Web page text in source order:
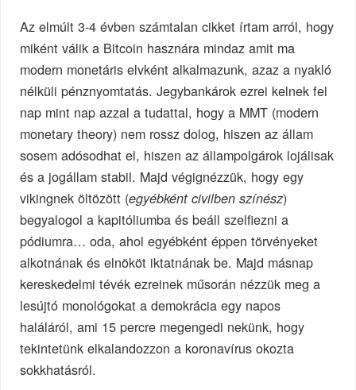
Az elmúlt 3-4 évben számtalan cikket írtam arról, hogy
miként válik a Bitcoin hasznára mindaz amit ma
modern monetáris elvként alkalmazunk, azaz a nyakló
nélküli pénznyomtatás. Jegybankárok ezrei kelnek fel
nap mint nap azzal a tudattal, hogy a MMT (modern
monetary theory) nem rossz dolog, hiszen az állam
sosem adósodhat el, hiszen az állampolgárok lojálisak
és a jogállam stabil. Majd végignézzük, hogy egy
vikingnek öltözött (egyébként civilben színész)
begyalogol a kapitóliumba és beáll szelfiezni a
pódiumra… oda, ahol egyébként éppen törvényeket
alkotnának és elnököt iktatnának be. Majd másnap
kereskedelmi tévék ezreinek műsorán nézzük meg a
lesújtó monológokat a demokrácia egy napos
haláláról, ami 15 percre megengedi nekünk, hogy
tekintetünk elkalandozzon a koronavírus okozta
sokkhatásról.